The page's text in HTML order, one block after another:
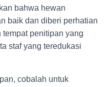
bahwa hewan
baik dan diberi perhatian
penitipan yang
staf yang teredukasi
cobalah untuk